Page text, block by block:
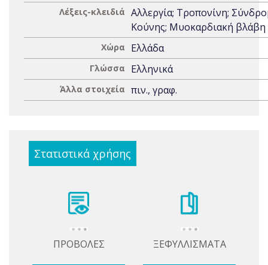
Λέξεις-κλειδιά Αλλεργία; Τροπονίνη;
Κούνης; Μυοκαρδιακή βλάβη
Χώρα Ελλάδα
Γλώσσα Ελληνικά
Άλλα στοιχεία πιν., γραφ.
Στατιστικά χρήσης
ΠΡΟΒΟΛΕΣ ΞΕΦΥΛΛΙΣΜΑΤΑ